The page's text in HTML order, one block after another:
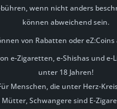
wenn nicht anders
können abweichend sein.
von Rabatten oder
e-Zigaretten, e-Shishas und e-
unter 18 Jahren!
Menschen, die unter Herz-
Mütter, Schwangere sind E-